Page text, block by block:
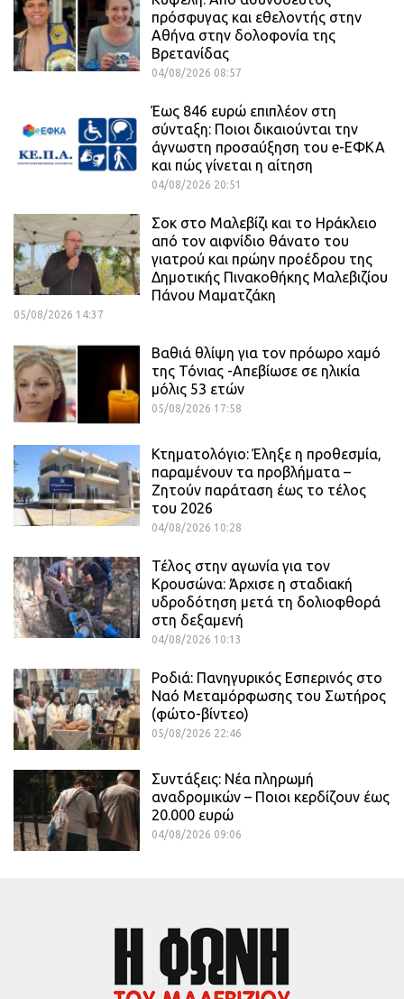
πρόσφυγας και εθελοντής στην
Αθήνα στην δολοφονία της
Βρετανίδας
04/08/2026 08:57
Έως 846 ευρώ επιπλέον στη
σύνταξη: Ποιοι δικαιούνται την
άγνωστη προσαύξηση του e-ΕΦΚΑ
και πώς γίνεται η αίτηση
04/08/2026 20:51
Σοκ στο Μαλεβίζι και το Ηράκλειο
από τον αιφνίδιο θάνατο του
γιατρού και πρώην προέδρου της
Δημοτικής Πινακοθήκης Μαλεβιζίου
Πάνου Μαματζάκη
05/08/2026 14:37
Βαθιά θλίψη για τον πρόωρο χαμό
της Τόνιας -Απεβίωσε σε ηλικία
μόλις 53 ετών
05/08/2026 17:58
Κτηματολόγιο: Έληξε η προθεσμία,
παραμένουν τα προβλήματα –
Ζητούν παράταση έως το τέλος
του 2026
04/08/2026 10:28
Τέλος στην αγωνία για τον
Κρουσώνα: Άρχισε η σταδιακή
υδροδότηση μετά τη δολιοφθορά
στη δεξαμενή
04/08/2026 10:13
Ροδιά: Πανηγυρικός Εσπερινός στο
Ναό Μεταμόρφωσης του Σωτήρος
(φώτο-βίντεο)
05/08/2026 22:46
Συντάξεις: Νέα πληρωμή
αναδρομικών – Ποιοι κερδίζουν έως
20.000 ευρώ
04/08/2026 09:06